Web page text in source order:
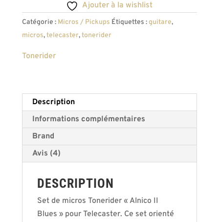
Tonerider
"Alnico
II
Blues"
r
n
e
Ajouter à la wishlist
Catégorie : Micros / Pickups Étiquettes :guitare,
micros,telecaster,tonerider
Tonerider
Description
Informations complémentaires
Brand
Avis (4)
DESCRIPTION
Set de micros Tonerider « Alnico II
Blues » pour Telecaster. Ce set orienté